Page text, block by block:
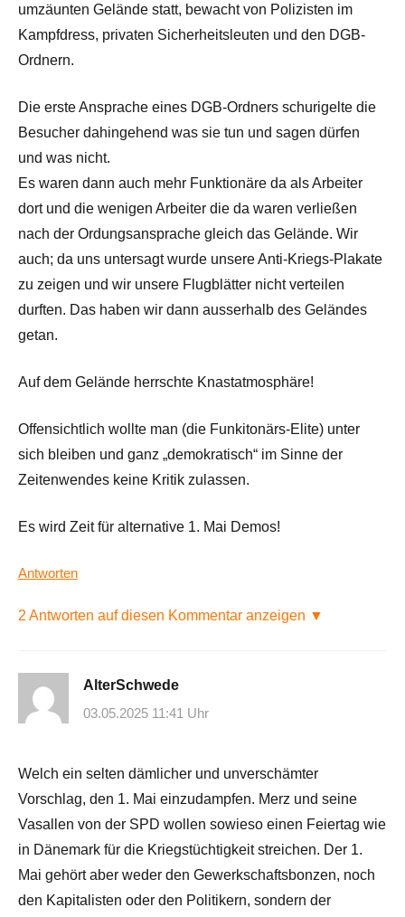
umzäunten Gelände statt, bewacht von Polizisten im
Kampfdress, privaten Sicherheitsleuten und den DGB-
Ordnern.
Die erste Ansprache eines DGB-Ordners schurigelte die
Besucher dahingehend was sie tun und sagen dürfen
und was nicht.
Es waren dann auch mehr Funktionäre da als Arbeiter
dort und die wenigen Arbeiter die da waren verließen
nach der Ordungsansprache gleich das Gelände. Wir
auch; da uns untersagt wurde unsere Anti-Kriegs-Plakate
zu zeigen und wir unsere Flugblätter nicht verteilen
durften. Das haben wir dann ausserhalb des Geländes
getan.
Auf dem Gelände herrschte Knastatmosphäre!
Offensichtlich wollte man (die Funkitonärs-Elite) unter
sich bleiben und ganz „demokratisch“ im Sinne der
Zeitenwendes keine Kritik zulassen.
Es wird Zeit für alternative 1. Mai Demos!
Antworten
2 Antworten auf diesen Kommentar anzeigen ▼
AlterSchwede
03.05.2025 11:41 Uhr
Welch ein selten dämlicher und unverschämter
Vorschlag, den 1. Mai einzudampfen. Merz und seine
Vasallen von der SPD wollen sowieso einen Feiertag wie
in Dänemark für die Kriegstüchtigkeit streichen. Der 1.
Mai gehört aber weder den Gewerkschaftsbonzen, noch
den Kapitalisten oder den Politikern, sondern der